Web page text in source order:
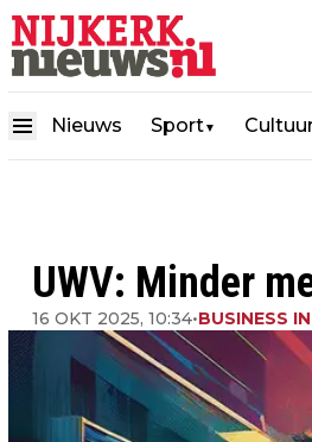
Nieuws Sport▼
UWV: Minder
16 OKT 2025, 10:34•BUSINESS